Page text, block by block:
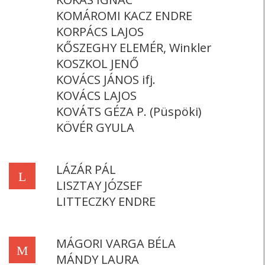
KOMÁROMI KACZ ENDRE
KORPÁCS LAJOS
KŐSZEGHY ELEMÉR, Winkler
KOSZKOL JENŐ
KOVÁCS JÁNOS ifj.
KOVÁCS LAJOS
KOVÁTS GÉZA P. (Püspöki)
KÖVÉR GYULA
L
LÁZÁR PÁL
LISZTAY JÓZSEF
LITTECZKY ENDRE
M
MÁGORI VARGA BÉLA
MÁNDY LAURA